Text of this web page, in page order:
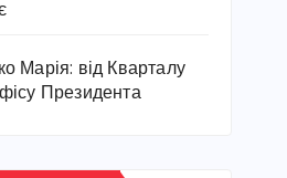
Марія: від Кварталу
Президента